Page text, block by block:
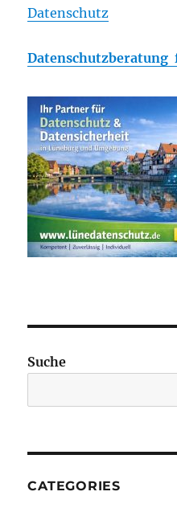
Datenschutz
Datenschutzberatung
Suche
CATEGORIES